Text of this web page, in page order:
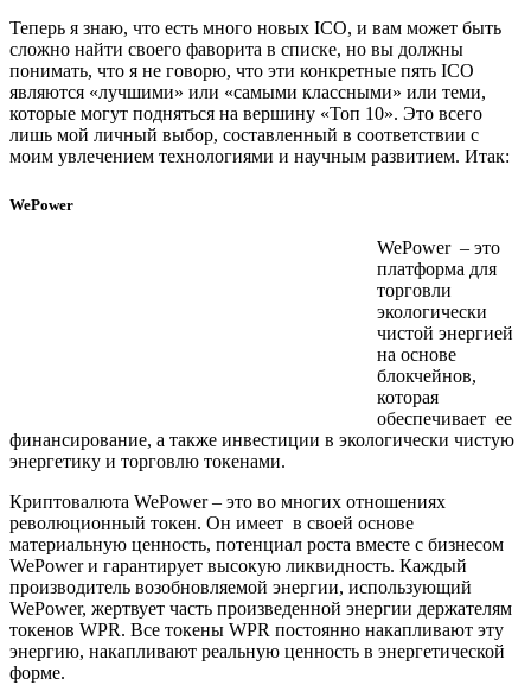
Теперь я знаю, что есть много новых ICO, и вам может быть
сложно найти своего фаворита в списке, но вы должны
понимать, что я не говорю, что эти конкретные пять ICO
являются «лучшими» или «самыми классными» или теми,
которые могут подняться на вершину «Топ 10». Это всего
лишь мой личный выбор, составленный в соответствии с
моим увлечением технологиями и научным развитием. Итак:
WePower
WePower – это
платформа для
торговли
экологически
чистой энергией
на основе
блокчейнов,
которая
обеспечивает ее
финансирование, а также инвестиции в экологически чистую
энергетику и торговлю токенами.
Криптовалюта WePower – это во многих отношениях
революционный токен. Он имеет в своей основе
материальную ценность, потенциал роста вместе с бизнесом
WePower и гарантирует высокую ликвидность. Каждый
производитель возобновляемой энергии, использующий
WePower, жертвует часть произведенной энергии держателям
токенов WPR. Все токены WPR постоянно накапливают эту
энергию, накапливают реальную ценность в энергетической
форме.